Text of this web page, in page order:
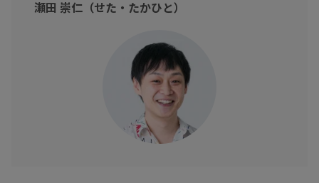
このようなことでお悩みの皆様。
瀬田 崇仁（せた・たかひと）